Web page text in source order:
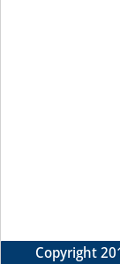
Copyright